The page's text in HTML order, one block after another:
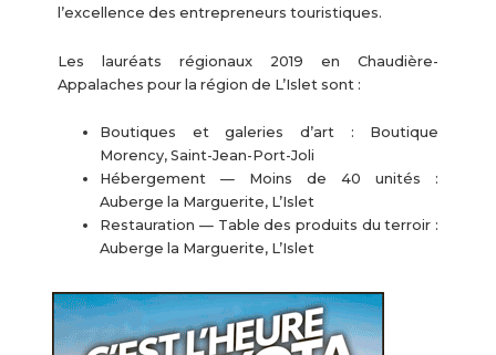
l’excellence des entrepreneurs touristiques.
Les lauréats régionaux 2019 en Chaudière-
Appalaches pour la région de L’Islet sont :
Boutiques et galeries d’art : Boutique
Morency, Saint-Jean-Port-Joli
Hébergement — Moins de 40 unités :
Auberge la Marguerite, L’Islet
Restauration — Table des produits du terroir :
Auberge la Marguerite, L’Islet